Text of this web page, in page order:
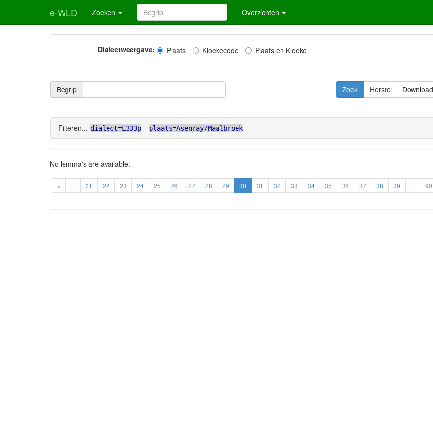
e-WLD Zoeken Overzichten
Dialectweergave: Plaats Kloekecode Plaats en Kloeke
Begrip Zoek Herstel Download
Filteren... dialect=L333p plaats=Asenray/Maalbroek
No lemma's are available.
« ... 21 22 23 24 25 26 27 28 29 30 31 32 33 34 35 36 37 38 39 ... 90